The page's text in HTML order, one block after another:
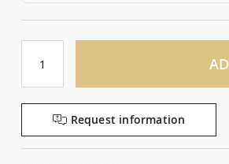
Request information